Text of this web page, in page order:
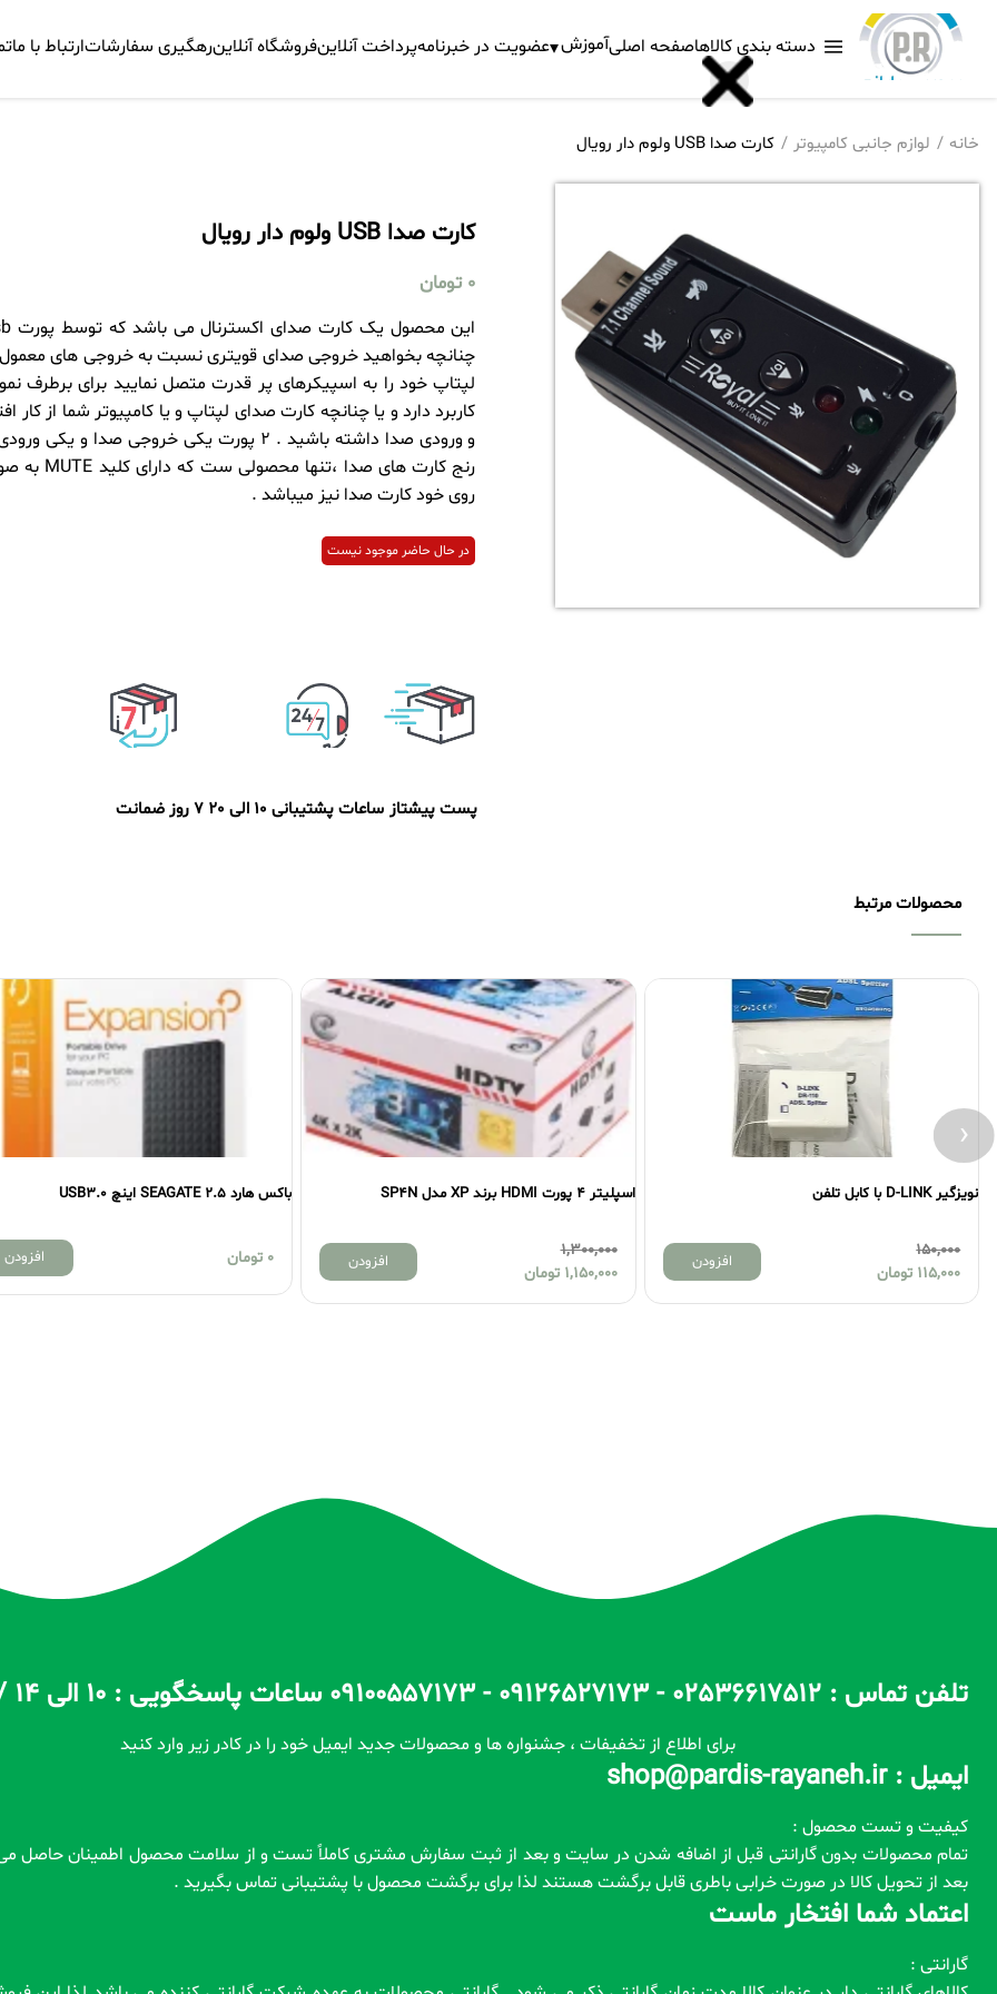
دسته بندی کالاهاصفحه اصلیآموزش عضویت در خبرنامهپرداخت آنلاینفروشگاه آنلاینرهگیری سفارشاتارتباط با ما
خانه لوازم جانبی کامپیوتر کارت صدا USB ولوم دار رویال
کارت صدا USB ولوم دار رویال
0 تومان
چنانچه بخواهید خروجی صدای قویتری نسبت به خروجی های معمول
لپتاپ خود را به اسپیکرهای پر قدرت متصل نمایید برای برطرف
کاربرد دارد و یا چنانچه کارت صدای لپتاپ و یا کامپیوتر شما از
و ورودی صدا داشته باشید . 2 پورت یکی
روی خود کارت صدا نیز میباشد .
در حال حاضر موجود نیست
پست پیشتاز ساعات پشتیبانی 10 الی 20 7 روز ضمانت
محصولات مرتبط
نویزگیر D-LINK با کابل تلفن
150,000
115,000 تومان
افزودن
اسپلیتر 4 پورت HDMI برند XP مدل SP4N
1,300,000
1,150,000 تومان
افزودن
باکس هارد SEAGATE 2.5 اینچ USB3.0
0 تومان افزودن
‹
تلفن تماس : 02536617512 - 09126527173 - 09100557173 ساعات پاسخگویی : 10 الی 14 / 17 الی 22
برای اطلاع از تخفیفات ، جشنواره ها و محصولات جدید ایمیل خود را در کادر زیر وارد کنید
ایمیل : shop@pardis-rayaneh.ir
کیفیت و تست محصول :
بعد از تحویل کالا در صورت خرابی باطری قابل برگشت هستند لذا برای برگشت محصول با پشتیبانی تماس بگیرید .
اعتماد شما افتخار ماست
گارانتی :